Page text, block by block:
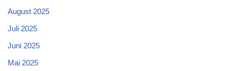
August 2025
Juli 2025
Juni 2025
Mai 2025